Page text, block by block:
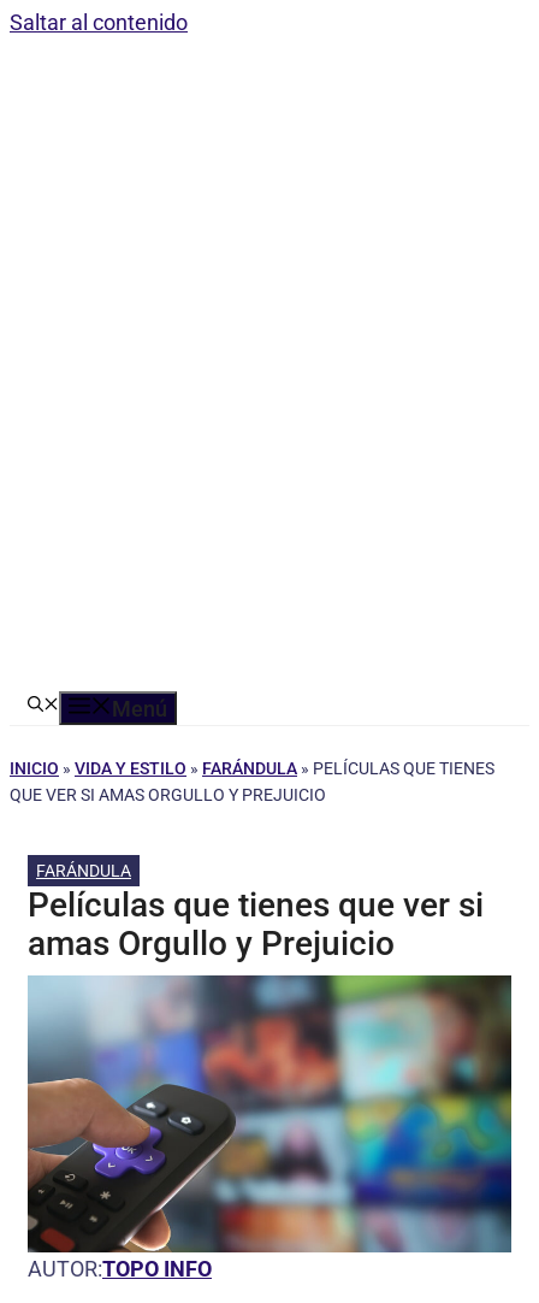
Saltar al contenido
Menú
INICIO » VIDA Y ESTILO » FARÁNDULA » PELÍCULAS QUE TIENES
QUE VER SI AMAS ORGULLO Y PREJUICIO
FARÁNDULA
Películas que tienes que ver si
amas Orgullo y Prejuicio
AUTOR:TOPO INFO